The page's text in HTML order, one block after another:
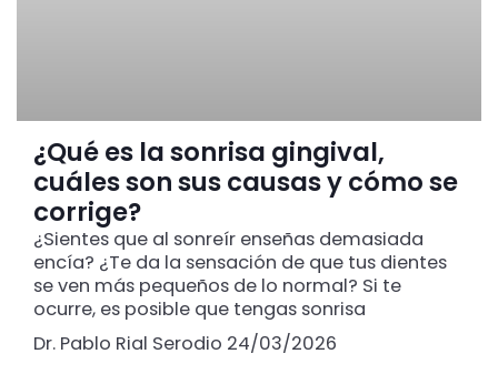
¿Qué es la sonrisa gingival,
cuáles son sus causas y cómo se
corrige?
¿Sientes que al sonreír enseñas demasiada
encía? ¿Te da la sensación de que tus dientes
se ven más pequeños de lo normal? Si te
ocurre, es posible que tengas sonrisa
Dr. Pablo Rial Serodio 24/03/2026